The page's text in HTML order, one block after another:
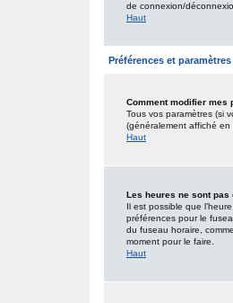
de connexion/
Haut
Préférences et
Comment modifier mes
Tous vos paramètres (si
(généralement affiché
Haut
Les heures ne sont pas
Il est possible que
préférences pour le
du fuseau horaire,
moment pour le faire.
Haut